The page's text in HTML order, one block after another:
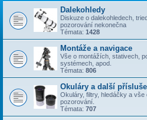
Dalekohledy
Diskuze o dalekohledech,
pozorování nekonečna
Témata: 1428
Montáže a navigace
Vše o montážích, stativech,
systémech, apod.
Témata: 806
Okuláry a další
Okuláry, filtry, hledáčky a
pozorování.
Témata: 707